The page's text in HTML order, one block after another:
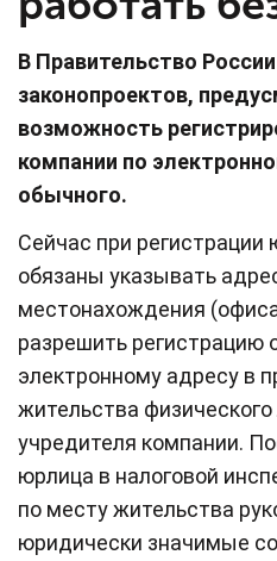
В Правительство
законопроектов,
возможность
компании по
обычного.
Сейчас при регистрации
обязаны указывать
местонахождения
разрешить регистрацию
электронному адресу в
жительства
учредителя компании.
юрлица в налоговой
по месту жительства
юридически значимые